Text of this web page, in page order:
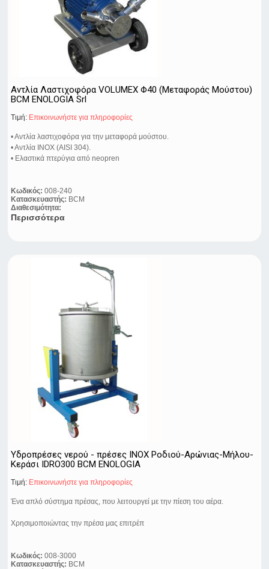
Αντλία Λαστιχοφόρα VOLUMEX Φ40 (Μεταφοράς Μούστου)
BCM ENOLOGIA Srl
Τιμή: Eπικοινωνήστε για πληροφορίες
• Αντλία λαστιχοφόρα για την μεταφορά μούστου.
• Αντλία ΙΝΟΧ (AISI 304).
• Ελαστικά πτερύγια από neopren
Κωδικός: 008-240
Κατασκευαστής: BCM
Διαθεσιμότητα:
Περισσότερα
Υδροπρέσες νερού - πρέσες ΙΝΟΧ Ροδιού-Αρώνιας-Μήλου-
Κεράσι IDRO300 BCM ENOLOGIA
Τιμή: Eπικοινωνήστε για πληροφορίες
Ένα απλό σύστημα πρέσας, που λειτουργεί με την πίεση του αέρα.
Χρησιμοποιώντας την πρέσα μας επιτρέπ
Κωδικός: 008-3000
Κατασκευαστής: BCM